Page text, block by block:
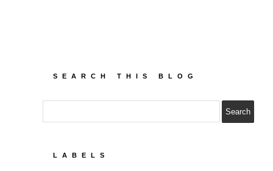
SEARCH THIS BLOG
LABELS